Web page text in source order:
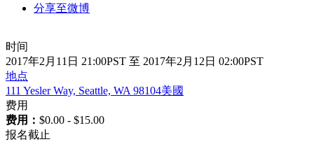
分享至微博
时间
2017年2月11日 21:00PST 至 2017年2月12日 02:00PST
地点
111 Yesler Way, Seattle, WA 98104美國
费用
费用： $0.00 - $15.00
报名截止